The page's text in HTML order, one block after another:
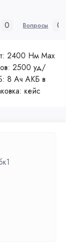
0 Вопросы 0
2400 Нм Max
2500 уд/
8 Ач АКБ в
кейс